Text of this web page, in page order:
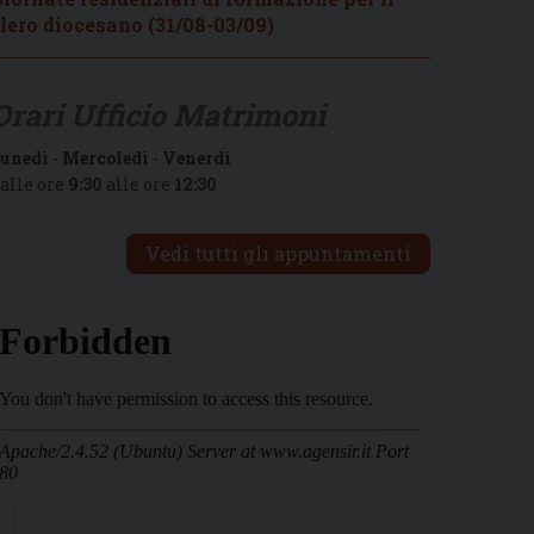
diocesano (31/08-03/09)
- Mercoledì - Venerdì
ore 9:30 alle ore 12:30
Vedi tutti gli appuntamenti